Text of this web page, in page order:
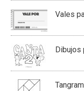
Vales
Dibujos